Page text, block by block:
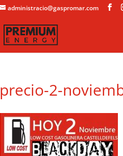
administracio@gaspromar.com
precio-2-